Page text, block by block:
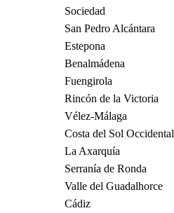
Sociedad
San Pedro Alcántara
Estepona
Benalmádena
Fuengirola
Rincón de la Victoria
Vélez-Málaga
Costa del Sol Occidental
La Axarquía
Serranía de Ronda
Valle del Guadalhorce
Cádiz